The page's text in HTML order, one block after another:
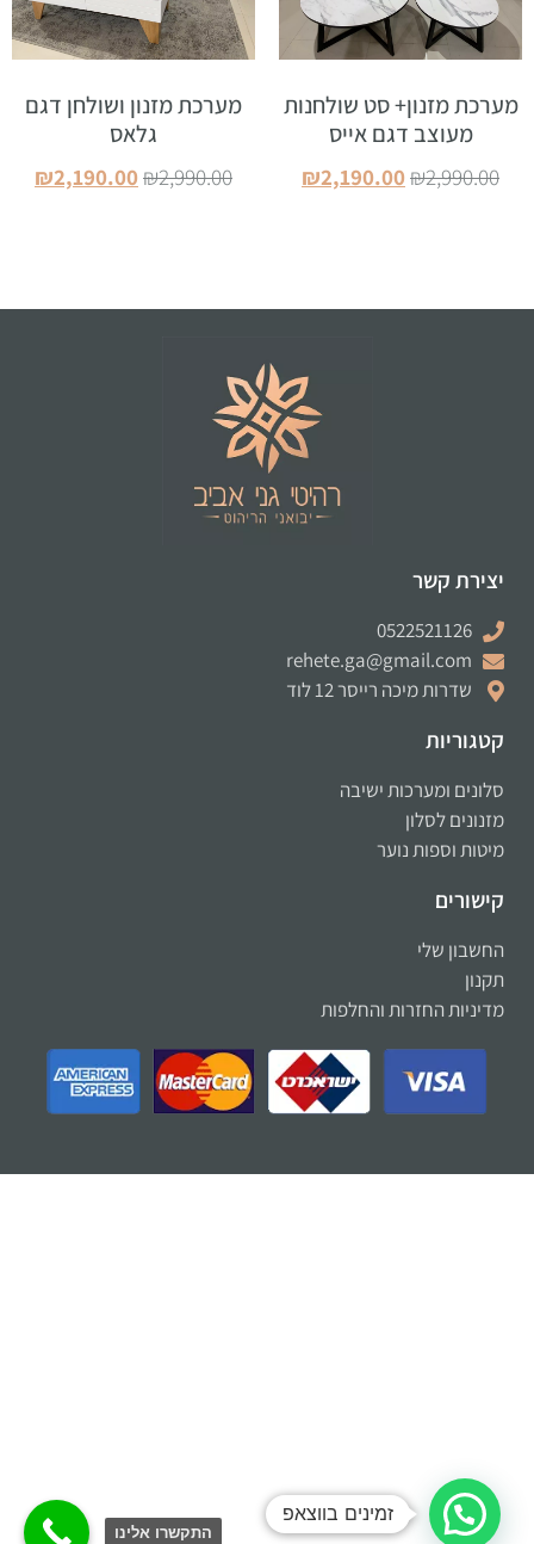
מערכת מזנון+ סט שולחנות
מעוצב דגם אייס
₪2,990.00
₪2,190.00
מערכת מזנון ושולחן דגם
גלאס
₪2,990.00
₪2,190.00
יצירת קשר
0522521126
rehete.ga@gmail.com
שדרות מיכה רייסר 12 לוד
קטגוריות
סלונים ומערכות ישיבה
מזנונים לסלון
מיטות וספות נוער
קישורים
החשבון שלי
תקנון
מדיניות החזרות והחלפות
זמינים בווצאפ
התקשרו אלינו